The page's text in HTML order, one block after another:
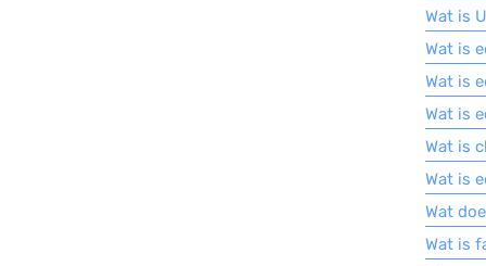
Wat is
Wat is
Wat is
Wat is
Wat is
Wat is
Wat
Wat is